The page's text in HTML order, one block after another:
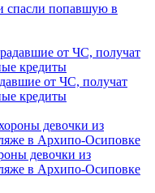
спасли попавшую в
от ЧС, получат
кредиты
девочки из
в Архипо-Осиповке